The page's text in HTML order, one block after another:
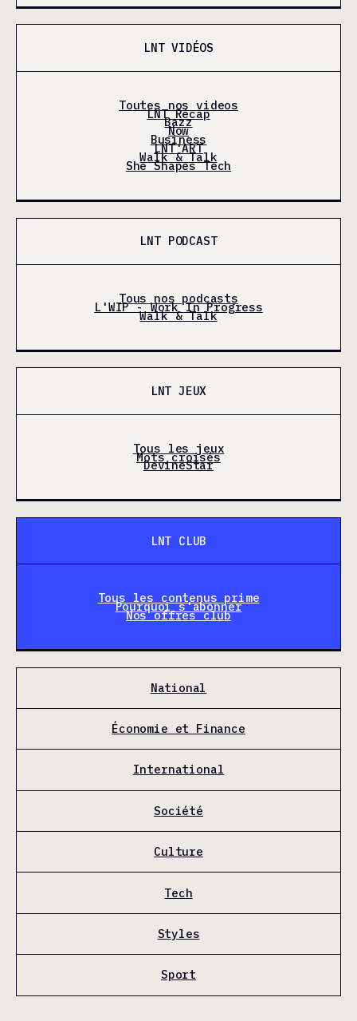
LNT VIDÉOS
Toutes nos videos
LNT Récap
Bazz
Now
Business
LNT'ART
Walk & Talk
She Shapes Tech
LNT PODCAST
Tous nos podcasts
L'WIP - Work In Progress
Walk & Talk
LNT JEUX
Tous les jeux
Mots croisés
DevineStar
LNT CLUB
Tous les contenus prime
Pourquoi s'abonner
Nos offres club
National
Économie et Finance
International
Société
Culture
Tech
Styles
Sport